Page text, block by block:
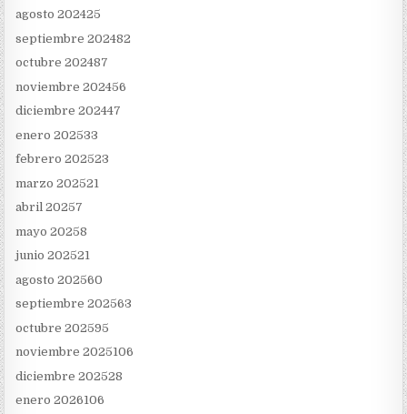
agosto 202425
septiembre 202482
octubre 202487
noviembre 202456
diciembre 202447
enero 202533
febrero 202523
marzo 202521
abril 20257
mayo 20258
junio 202521
agosto 202560
septiembre 202563
octubre 202595
noviembre 2025106
diciembre 202528
enero 2026106